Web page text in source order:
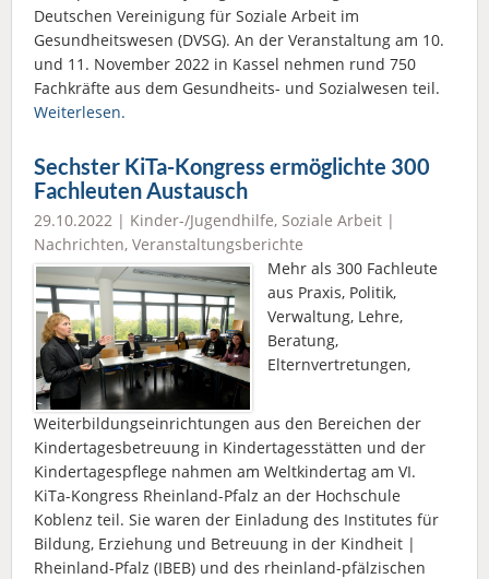
Deutschen Vereinigung für Soziale Arbeit im
Gesundheitswesen (DVSG). An der Veranstaltung am 10.
und 11. November 2022 in Kassel nehmen rund 750
Fachkräfte aus dem Gesundheits- und Sozialwesen teil.
Weiterlesen.
Sechster KiTa-Kongress ermöglichte 300
Fachleuten Austausch
29.10.2022 | Kinder-/Jugendhilfe, Soziale Arbeit |
Nachrichten, Veranstaltungsberichte
Mehr als 300 Fachleute
aus Praxis, Politik,
Verwaltung, Lehre,
Beratung,
Elternvertretungen,
Weiterbildungseinrichtungen aus den Bereichen der
Kindertagesbetreuung in Kindertagesstätten und der
Kindertagespflege nahmen am Weltkindertag am VI.
KiTa-Kongress Rheinland-Pfalz an der Hochschule
Koblenz teil. Sie waren der Einladung des Institutes für
Bildung, Erziehung und Betreuung in der Kindheit |
Rheinland-Pfalz (IBEB) und des rheinland-pfälzischen